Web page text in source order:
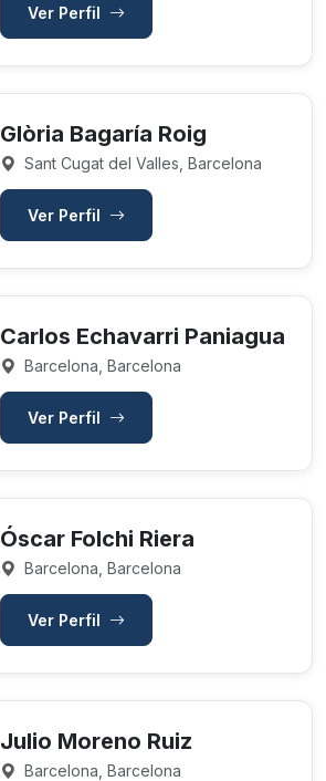
Ver Perfil
Glòria Bagaría Roig
Sant Cugat del Valles, Barcelona
Ver Perfil
Carlos Echavarri Paniagua
Barcelona, Barcelona
Ver Perfil
Óscar Folchi Riera
Barcelona, Barcelona
Ver Perfil
Julio Moreno Ruiz
Barcelona, Barcelona